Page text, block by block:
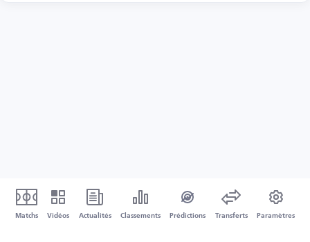
Matchs Vidéos Actualités Classements Prédictions Transferts Paramètres